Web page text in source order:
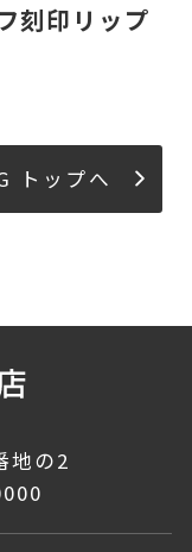
刻印リップ
トップへ
地の2